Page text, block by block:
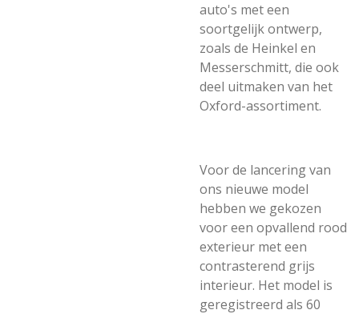
auto's met een
soortgelijk ontwerp,
zoals de Heinkel en
Messerschmitt, die ook
deel uitmaken van het
Oxford-assortiment.
Voor de lancering van
ons nieuwe model
hebben we gekozen
voor een opvallend rood
exterieur met een
contrasterend grijs
interieur. Het model is
geregistreerd als 60